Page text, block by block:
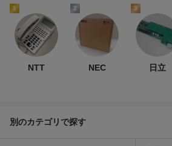
1
NTT
2
NEC
3
日立
別のカテゴリで探す